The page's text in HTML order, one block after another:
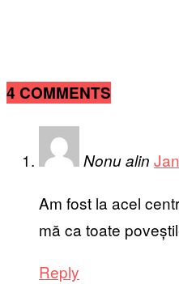
4 COMMENTS
Nonu alin
Am fost la acel
mă ca toate
Reply